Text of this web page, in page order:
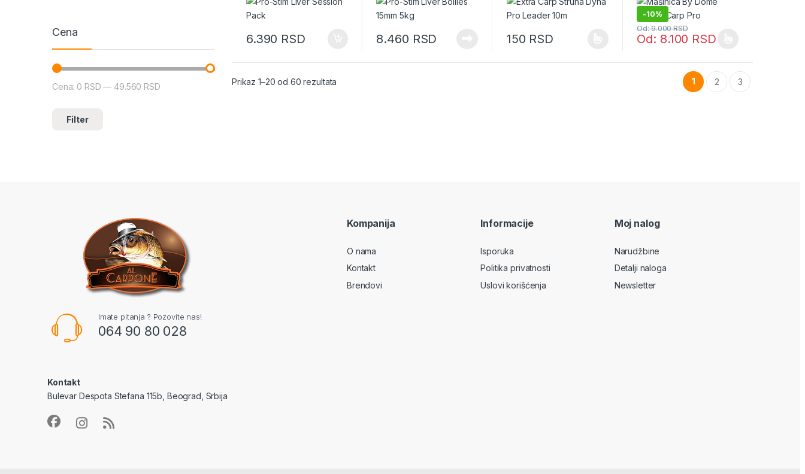
6.390 RSD 8.460 RSD 150 RSD
Ovaj proizvod ima više varijanti. Opcije mogu biti izabrane na stranici
-10%
Od:9.000RSD
Od: 8.100 RSD
Ovaj proizvod ima više varijanti. Opcije
Prikaz 1–20 od 60 rezultata 1 2 3
Cena
Minimalna cena
Maksimalna cena
Filter
Cena: 0 RSD — 49.560 RSD
Imate pitanja ? Pozovite nas!
064 90 80 028
Kontakt
Bulevar Despota Stefana 115b, Beograd, Srbija
Kompanija
O nama
Kontakt
Brendovi
Informacije
Isporuka
Politika privatnosti
Uslovi korišćenja
Moj nalog
Narudžbine
Detalji naloga
Newsletter